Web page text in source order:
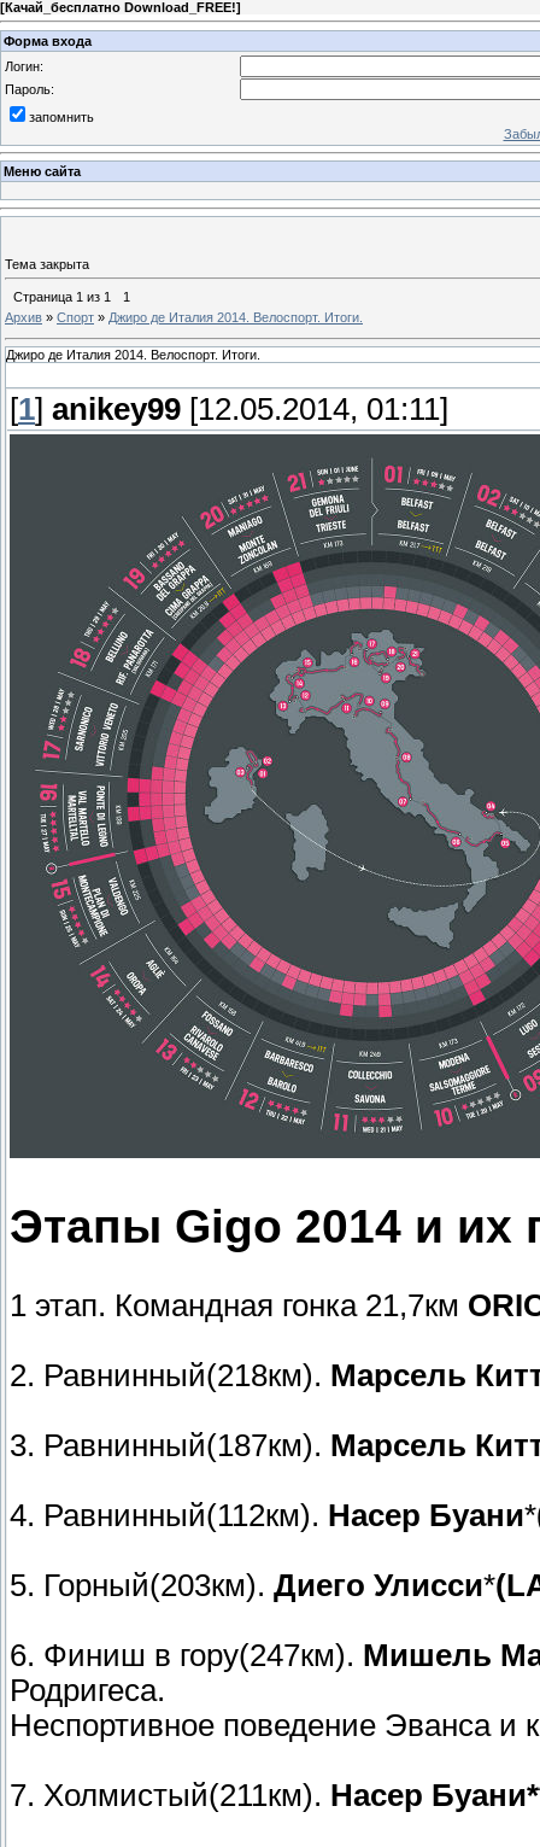
[Качай_бесплатно Download_FREE!]
Форма входа
Логин:
Пароль:
запомнить
Меню сайта
Тема закрыта
Страница 1 из 1
1
Архив » Спорт » Джиро де Италия 2014. Велоспорт. Итоги.
Джиро де Италия 2014. Велоспорт. Итоги.
[1] anikey99 [12.05.2014, 01:11]
Этапы Gigo 2014 и их
1 этап. Командная гонка 21,7км
2. Равнинный(218км). Марсель
3. Равнинный(187км). Марсель
4. Равнинный(112км). Насер Буани*
5. Горный(203км). Диего Улисси*
6. Финиш в гору(247км). Мишель
Родригеса.
Неспортивное поведение Эванса и
7. Холмистый(211км). Насер